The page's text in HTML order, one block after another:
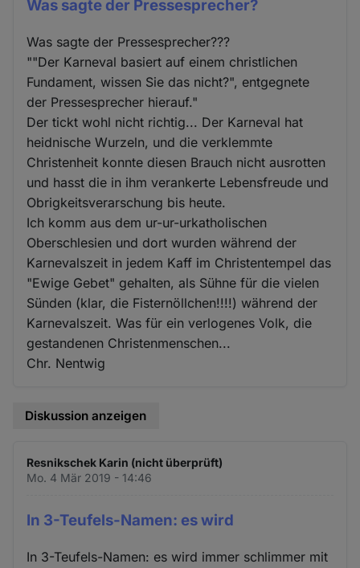
Was sagte der Pressesprecher?
Was sagte der Pressesprecher???
""Der Karneval basiert auf einem christlichen
Fundament, wissen Sie das nicht?", entgegnete
der Pressesprecher hierauf."
Der tickt wohl nicht richtig... Der Karneval hat
heidnische Wurzeln, und die verklemmte
Christenheit konnte diesen Brauch nicht ausrotten
und hasst die in ihm verankerte Lebensfreude und
Obrigkeitsverarschung bis heute.
Ich komm aus dem ur-ur-urkatholischen
Oberschlesien und dort wurden während der
Karnevalszeit in jedem Kaff im Christentempel das
"Ewige Gebet" gehalten, als Sühne für die vielen
Sünden (klar, die Fisternöllchen!!!!) während der
Karnevalszeit. Was für ein verlogenes Volk, die
gestandenen Christenmenschen...
Chr. Nentwig
Diskussion anzeigen
Resnikschek Karin (nicht überprüft)
Mo. 4 Mär 2019 - 14:46
In 3-Teufels-Namen: es wird
In 3-Teufels-Namen: es wird immer schlimmer mit